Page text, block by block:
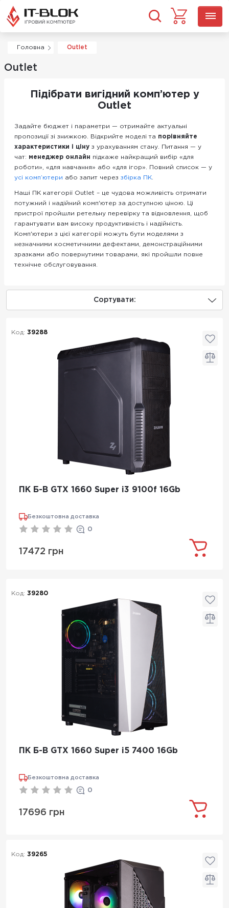
Головна Outlet
Outlet
Підібрати вигідний комп’ютер у
Outlet
Задайте бюджет і параметри — отримайте актуальні
пропозиції зі знижкою. Відкрийте моделі та порівняйте
характеристики і ціну з урахуванням стану. Питання — у
чат: менеджер онлайн підкаже найкращий вибір «для
роботи», «для навчання» або «для ігор». Повний список — у
усі комп’ютери або запит через збірка ПК
Наші ПК категорії Outlet – це чудова можливість отримати
потужний і надійний комп'ютер за доступною ціною. Ці
пристрої пройшли ретельну перевірку та відновлення, щоб
гарантувати вам високу продуктивність і надійність.
Комп'ютери з цієї категорії можуть бути моделями з
незначними косметичними дефектами, демонстраційними
зразками або повернутими товарами, які пройшли повне
технічне обслуговування.
Сортувати:
Код: 39288
ПК Б-В GTX 1660 Super i3 9100f 16Gb
Безкоштовна доставка
0
17472 грн
Код: 39280
ПК Б-В GTX 1660 Super i5 7400 16Gb
Безкоштовна доставка
0
17696 грн
Код: 39265